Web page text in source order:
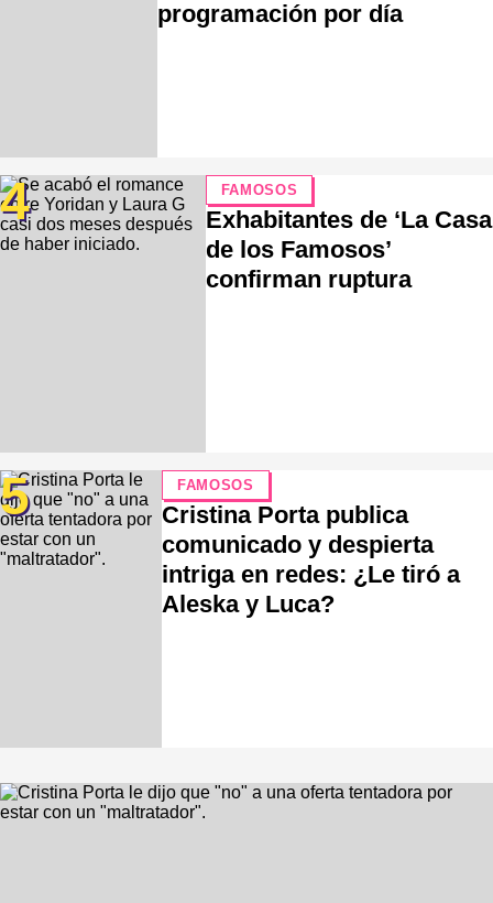
programación por día
4 FAMOSOS
Exhabitantes de ‘La Casa
de los Famosos’
confirman ruptura
5 FAMOSOS
Cristina Porta publica
comunicado y despierta
intriga en redes: ¿Le tiró a
Aleska y Luca?